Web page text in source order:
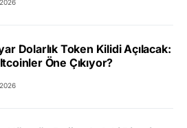
Dolarlık Token Kilidi Açılacak:
Öne Çıkıyor?